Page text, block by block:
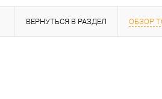
ВЕРНУТЬСЯ В РАЗДЕЛ ОБЗОР